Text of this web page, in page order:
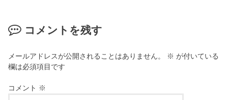
コメントを残す
メールアドレスが公開されることはありません。 ※ が付いている
欄は必須項目です
コメント ※